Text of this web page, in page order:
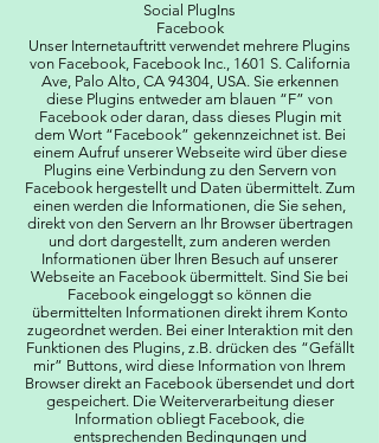
Social PlugIns
Facebook
Unser Internetauftritt verwendet mehrere Plugins
von Facebook, Facebook Inc., 1601 S. California
Ave, Palo Alto, CA 94304, USA. Sie erkennen
diese Plugins entweder am blauen “F” von
Facebook oder daran, dass dieses Plugin mit
dem Wort “Facebook” gekennzeichnet ist. Bei
einem Aufruf unserer Webseite wird über diese
Plugins eine Verbindung zu den Servern von
Facebook hergestellt und Daten übermittelt. Zum
einen werden die Informationen, die Sie sehen,
direkt von den Servern an Ihr Browser übertragen
und dort dargestellt, zum anderen werden
Informationen über Ihren Besuch auf unserer
Webseite an Facebook übermittelt. Sind Sie bei
Facebook eingeloggt so können die
übermittelten Informationen direkt ihrem Konto
zugeordnet werden. Bei einer Interaktion mit den
Funktionen des Plugins, z.B. drücken des “Gefällt
mir” Buttons, wird diese Information von Ihrem
Browser direkt an Facebook übersendet und dort
gespeichert. Die Weiterverarbeitung dieser
Information obliegt Facebook, die
entsprechenden Bedingungen und